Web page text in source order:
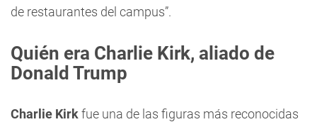
de restaurantes del campus”.
Quién era Charlie Kirk, aliado de
Donald Trump
Charlie Kirkfue una de las figuras más reconocidas